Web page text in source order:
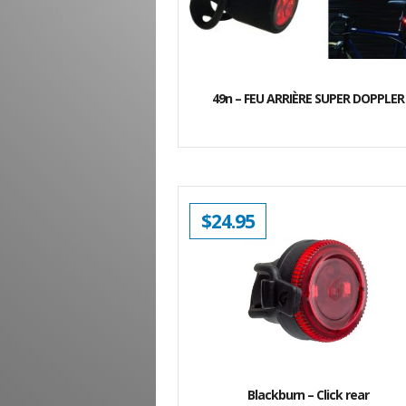
49n – FEU ARRIÈRE SUPER DOPPLER
Blackburn – Click rear
$24.95